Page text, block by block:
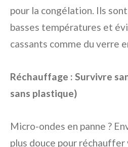
pour la congélation. Ils
basses températures et
cassants comme du verre
Réchauffage : Survivre
sans plastique)
Micro-ondes en panne ?
plus douce pour